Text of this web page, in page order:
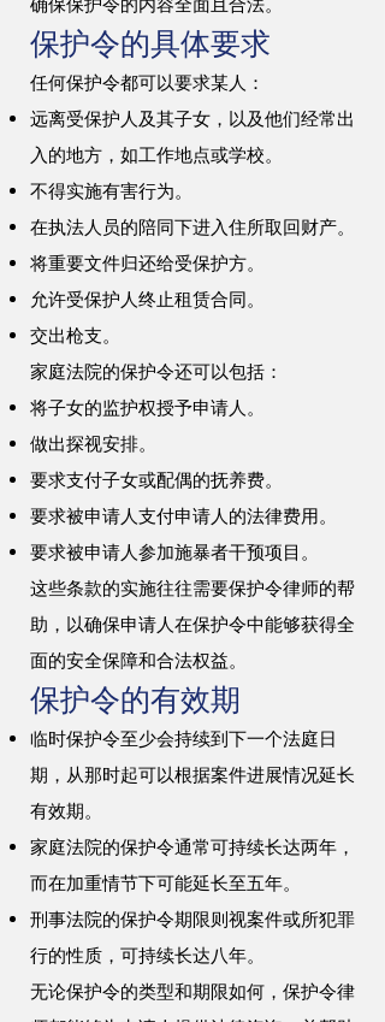
保护令的具体要求
任何保护令都可以要求某人：
远离受保护人及其子女，以及他们经常出
入的地方，如工作地点或学校。
不得实施有害行为。
在执法人员的陪同下进入住所取回财产。
将重要文件归还给受保护方。
允许受保护人终止租赁合同。
交出枪支。
家庭法院的保护令还可以包括：
将子女的监护权授予申请人。
做出探视安排。
要求支付子女或配偶的抚养费。
要求被申请人支付申请人的法律费用。
要求被申请人参加施暴者干预项目。
这些条款的实施往往需要保护令律师的帮
助，以确保申请人在保护令中能够获得全
面的安全保障和合法权益。
保护令的有效期
临时保护令至少会持续到下一个法庭日
期，从那时起可以根据案件进展情况延长
有效期。
家庭法院的保护令通常可持续长达两年，
而在加重情节下可能延长至五年。
刑事法院的保护令期限则视案件或所犯罪
行的性质，可持续长达八年。
无论保护令的类型和期限如何，保护令律